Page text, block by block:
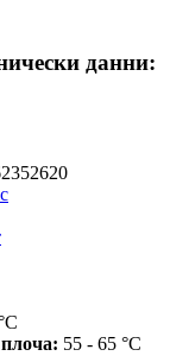
данни:
55 - 65 °C